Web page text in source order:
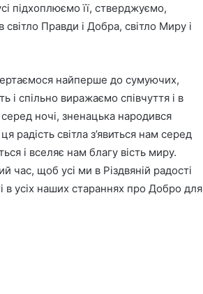
підхоплюємо її, стверджуємо,
Правди і Добра, світло Миру і
найперше до сумуючих,
і спільно виражаємо співчуття і в
ночі, зненацька народився
радість світла з’явиться нам серед
і вселяє нам благу вість миру.
час, щоб усі ми в Різдвяній радості
усіх наших стараннях про Добро для